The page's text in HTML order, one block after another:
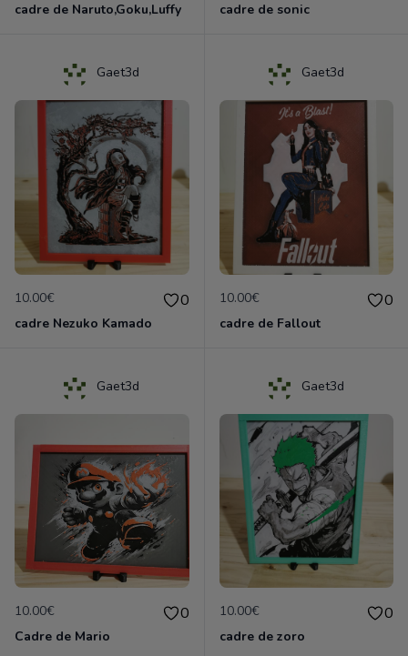
cadre de Naruto,Goku,Luffy cadre de sonic
Gaet3d
10.00€ 0
cadre Nezuko Kamado
Gaet3d
10.00€ 0
cadre de Fallout
Gaet3d
10.00€ 0
Cadre de Mario
Gaet3d
10.00€ 0
cadre de zoro